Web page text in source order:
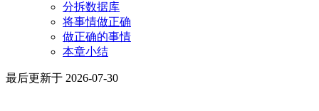
分拆数据库
将事情做正确
做正确的事情
本章小结
最后更新于 2026-07-30